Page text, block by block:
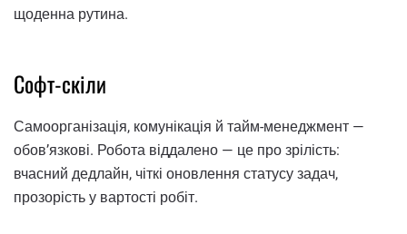
щоденна рутина.
Софт-скіли
Самоорганізація, комунікація й тайм-менеджмент —
обов’язкові. Робота віддалено — це про зрілість:
вчасний дедлайн, чіткі оновлення статусу задач,
прозорість у вартості робіт.